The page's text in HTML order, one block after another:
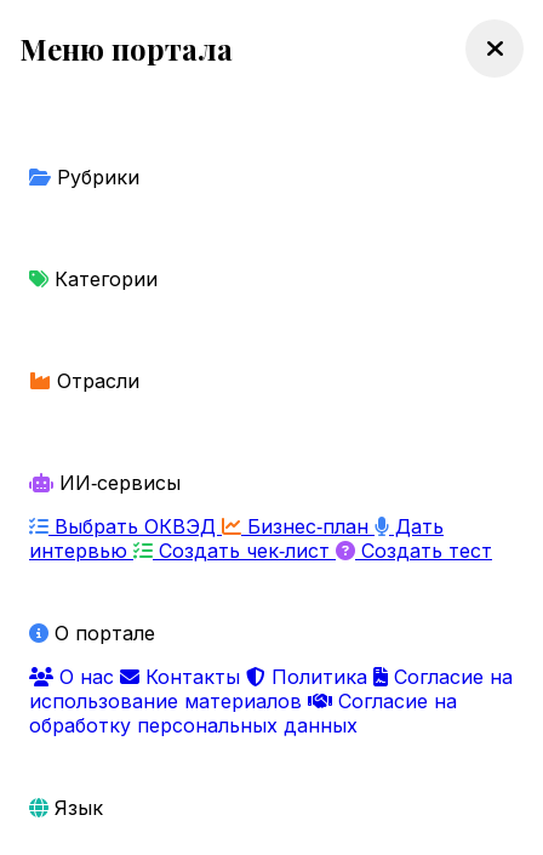
Меню портала
Рубрики
Категории
Отрасли
ИИ‑сервисы
Выбрать ОКВЭД
Бизнес‑план
Дать
интервью
Создать чек‑лист Создать тест
О портале
О нас
Контакты Политика
Согласие на
использование материалов
Согласие на
обработку персональных данных
Язык